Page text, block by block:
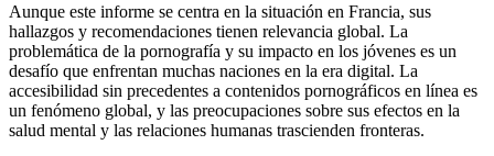
Aunque este informe se centra en la situación en Francia, sus
hallazgos y recomendaciones tienen relevancia global. La
problemática de la pornografía y su impacto en los jóvenes es un
desafío que enfrentan muchas naciones en la era digital. La
accesibilidad sin precedentes a contenidos pornográficos en línea es
un fenómeno global, y las preocupaciones sobre sus efectos en la
salud mental y las relaciones humanas trascienden fronteras.